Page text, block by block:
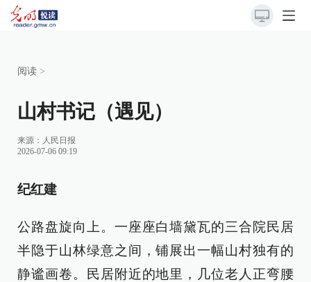
阅读 >
山村书记（遇见）
来源： 人民日报
2026-07-06 09:19
纪红建
公路盘旋向上。一座座白墙黛瓦的三合院民居
半隐于山林绿意之间，铺展出一幅山村独有的
静谧画卷。民居附近的地里，几位老人正弯腰